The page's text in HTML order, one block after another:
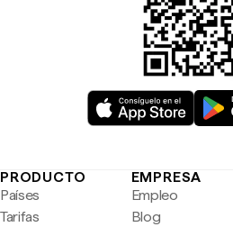
PRODUCTO
Países
Tarifas
EMPRESA
Empleo
Blog